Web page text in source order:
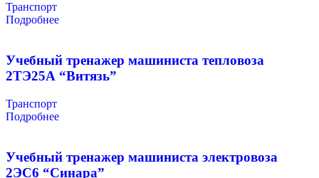
Транспорт
Подробнее
Учебный тренажер машиниста тепловоза
2ТЭ25А “Витязь”
Транспорт
Подробнее
Учебный тренажер машиниста электровоза
2ЭС6 “Синара”